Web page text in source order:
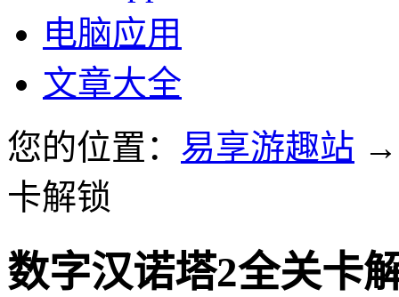
电脑应用
文章大全
您的位置： 易享游趣站
卡解锁
数字汉诺塔2全关卡